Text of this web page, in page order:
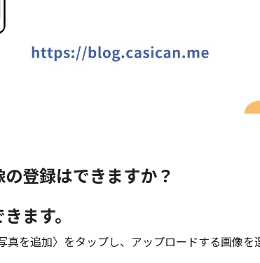
登録はできますか？
ます。
真を追加〉をタップし、アップロードする画像を